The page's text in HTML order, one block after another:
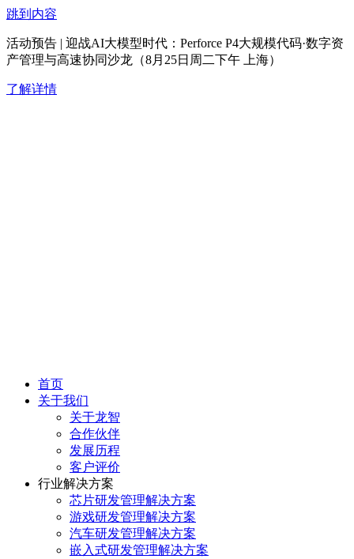
跳到内容
活动预告 | 迎战AI大模型时代：Perforce P4大规模代码·数字资
产管理与高速协同沙龙（8月25日周二下午 上海）
了解详情
首页
关于我们
关于龙智
合作伙伴
发展历程
客户评价
行业解决方案
芯片研发管理解决方案
游戏研发管理解决方案
汽车研发管理解决方案
嵌入式研发管理解决方案